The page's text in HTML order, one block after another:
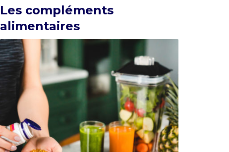
Les compléments
alimentaires